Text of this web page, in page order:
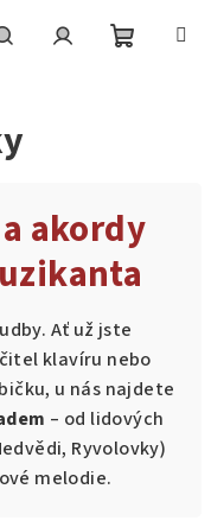
akordy
Ať už jste
klavíru nebo
u nás najdete
– od lidových
Ryvolovky)
melodie.